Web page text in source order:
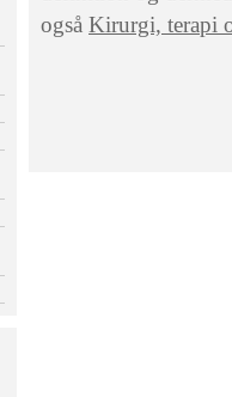
også Kirurgi, terapi